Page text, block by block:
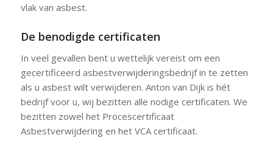
vlak van asbest.
De benodigde certificaten
In veel gevallen bent u wettelijk vereist om een
gecertificeerd asbestverwijderingsbedrijf in te zetten
als u asbest wilt verwijderen. Anton van Dijk is hét
bedrijf voor u, wij bezitten alle nodige certificaten. We
bezitten zowel het Procescertificaat
Asbestverwijdering en het VCA certificaat.